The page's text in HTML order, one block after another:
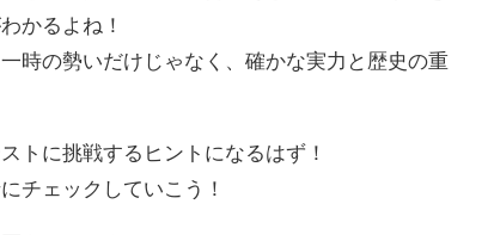
かるよね！
時の勢いだけじゃなく、確かな実力と歴史の重
トに挑戦するヒントになるはず！
チェックしていこう！